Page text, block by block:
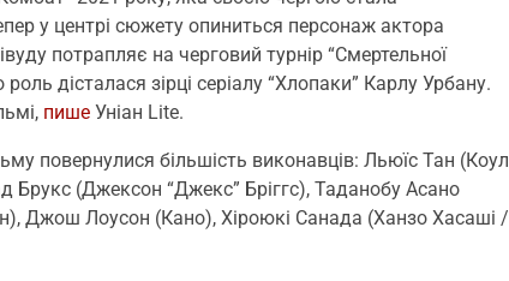
у центрі сюжету опиниться персонаж актора
потрапляє на черговий турнір “Смертельної
дісталася зірці серіалу “Хлопаки” Карлу Урбану.
пише Уніан Lite.
повернулися більшість виконавців: Льюїс Тан (Коул
(Джексон “Джекс” Бріггс), Таданобу Асано
Джош Лоусон (Кано), Хіроюкі Санада (Ханзо Хасаші /